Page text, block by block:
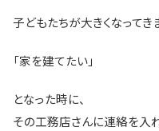
子どもたちが大きくなってき
「家を建てたい」
となった時に、
その工務店さんに連絡を入